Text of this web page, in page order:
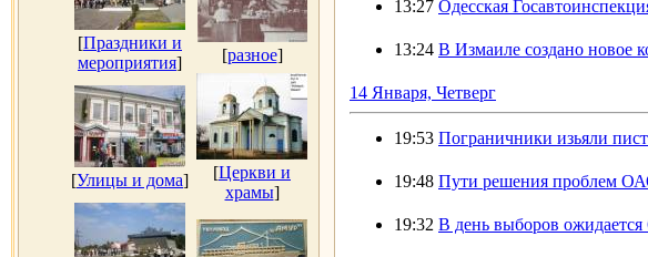
[Праздники и
мероприятия] [разное]
[Улицы и дома] [Церкви и
храмы]
13:27 Одесская
13:24 В Измаиле создано новое
14 Января, Четверг
19:53 Пограничники изьяли
19:48 Пути решения проблем
19:32 В день выборов ожидается